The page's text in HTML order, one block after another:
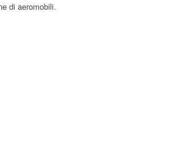
di aeromobili.